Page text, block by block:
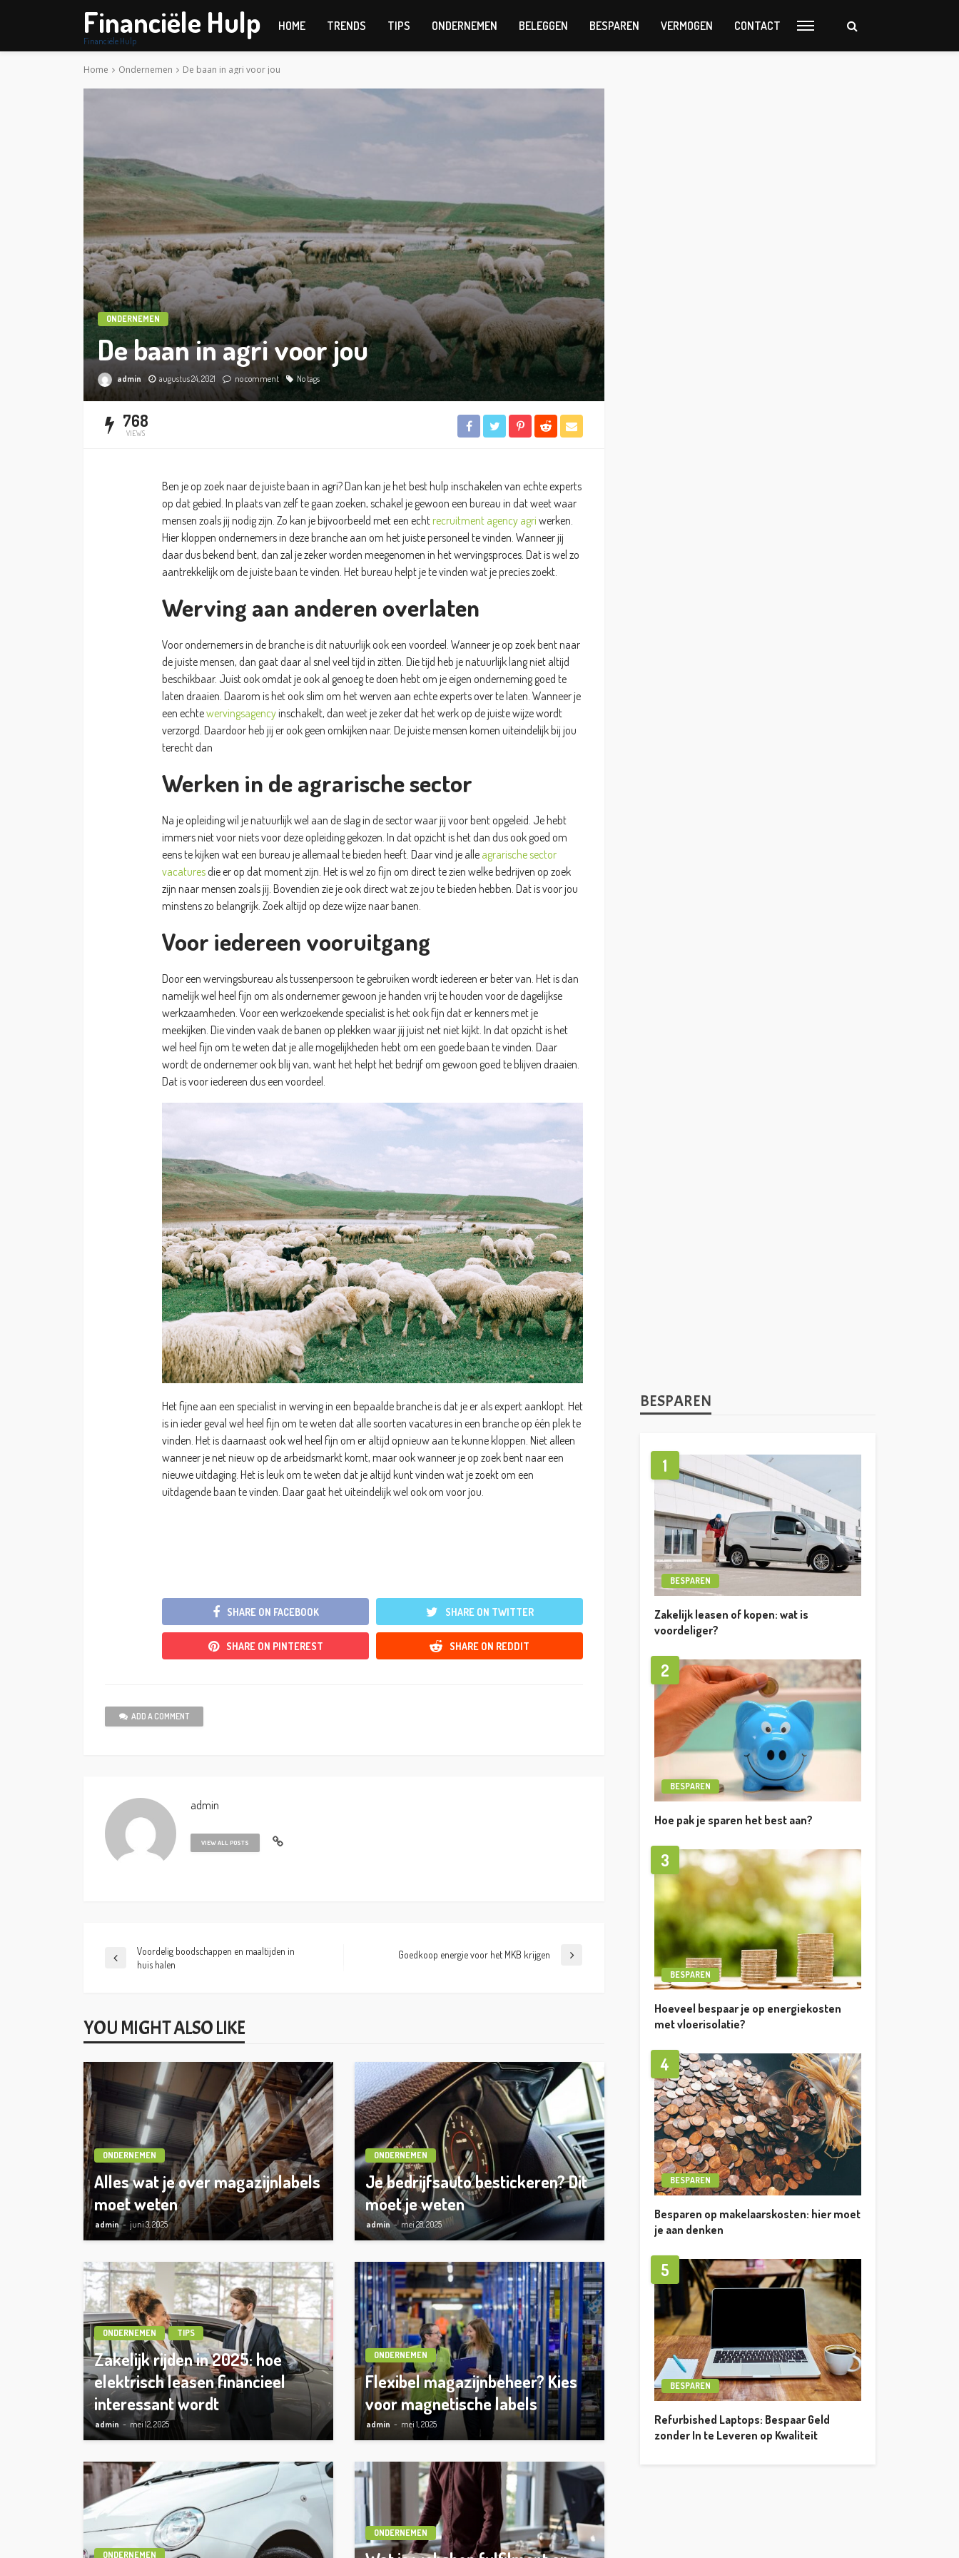
Financiële Hulp
Financiële Hulp
HOME TRENDS TIPS ONDERNEMEN BELEGGEN BESPAREN VERMOGEN CONTACT
Home Ondernemen De baan in agri voor jou
ONDERNEMEN
De baan in agri voor jou
admin augustus 24, 2021 no comment No tags
768
VIEWS
Ben je op zoek naar de juiste baan in agri? Dan kan je het best hulp inschakelen van echte experts
op dat gebied. In plaats van zelf te gaan zoeken, schakel je gewoon een bureau in dat weet waar
mensen zoals jij nodig zijn. Zo kan je bijvoorbeeld met een echt recruitment agency agri werken.
Hier kloppen ondernemers in deze branche aan om het juiste personeel te vinden. Wanneer jij
daar dus bekend bent, dan zal je zeker worden meegenomen in het wervingsproces. Dat is wel zo
aantrekkelijk om de juiste baan te vinden. Het bureau helpt je te vinden wat je precies zoekt.
Werving aan anderen overlaten
Voor ondernemers in de branche is dit natuurlijk ook een voordeel. Wanneer je op zoek bent naar
de juiste mensen, dan gaat daar al snel veel tijd in zitten. Die tijd heb je natuurlijk lang niet altijd
beschikbaar. Juist ook omdat je ook al genoeg te doen hebt om je eigen onderneming goed te
laten draaien. Daarom is het ook slim om het werven aan echte experts over te laten. Wanneer je
een echtewervingsagencyinschakelt, dan weet je zeker dat het werk op de juiste wijze wordt
verzorgd. Daardoor heb jij er ook geen omkijken naar. De juiste mensen komen uiteindelijk bij jou
terecht dan
Werken in de agrarische sector
Na je opleiding wil je natuurlijk wel aan de slag in de sector waar jij voor bent opgeleid. Je hebt
immers niet voor niets voor deze opleiding gekozen. In dat opzicht is het dan dus ook goed om
eens te kijken wat een bureau je allemaal te bieden heeft. Daar vind je alle agrarische sector
vacatures die er op dat moment zijn. Het is wel zo fijn om direct te zien welke bedrijven op zoek
zijn naar mensen zoals jij. Bovendien zie je ook direct wat ze jou te bieden hebben. Dat is voor jou
minstens zo belangrijk. Zoek altijd op deze wijze naar banen.
Voor iedereen vooruitgang
Door een wervingsbureau als tussenpersoon te gebruiken wordt iedereen er beter van. Het is dan
namelijk wel heel fijn om als ondernemer gewoon je handen vrij te houden voor de dagelijkse
werkzaamheden. Voor een werkzoekende specialist is het ook fijn dat er kenners met je
meekijken. Die vinden vaak de banen op plekken waar jij juist net niet kijkt. In dat opzicht is het
wel heel fijn om te weten dat je alle mogelijkheden hebt om een goede baan te vinden. Daar
wordt de ondernemer ook blij van, want het helpt het bedrijf om gewoon goed te blijven draaien.
Dat is voor iedereen dus een voordeel.
Het fijne aan een specialist in werving in een bepaalde branche is dat je er als expert aanklopt. Het
is in ieder geval wel heel fijn om te weten dat alle soorten vacatures in een branche op één plek te
vinden. Het is daarnaast ook wel heel fijn om er altijd opnieuw aan te kunne kloppen. Niet alleen
wanneer je net nieuw op de arbeidsmarkt komt, maar ook wanneer je op zoek bent naar een
nieuwe uitdaging. Het is leuk om te weten dat je altijd kunt vinden wat je zoekt om een
uitdagende baan te vinden. Daar gaat het uiteindelijk wel ook om voor jou.
SHARE ON FACEBOOK SHARE ON TWITTER
SHARE ON PINTEREST SHARE ON REDDIT
ADD A COMMENT
admin
VIEW ALL POSTS
Voordelig boodschappen en maaltijden in
huis halen
Goedkoop energie voor het MKB krijgen
YOU MIGHT ALSO LIKE
ONDERNEMEN
Alles wat je over magazijnlabels
moet weten
admin juni 3, 2025
ONDERNEMEN
Je bedrijfsauto bestickeren? Dit
moet je weten
admin mei 28, 2025
ONDERNEMEN TIPS
Zakelijk rijden in 2025: hoe
elektrisch leasen financieel
interessant wordt
admin mei 12, 2025
ONDERNEMEN
Flexibel magazijnbeheer? Kies
voor magnetische labels
admin mei 1, 2025
ONDERNEMEN
ONDERNEMEN
BESPAREN
1
BESPAREN
Zakelijk leasen of kopen: wat is
voordeliger?
2
BESPAREN
Hoe pak je sparen het best aan?
3
BESPAREN
Hoeveel bespaar je op energiekosten
met vloerisolatie?
4
BESPAREN
Besparen op makelaarskosten: hier moet
je aan denken
5
BESPAREN
Refurbished Laptops: Bespaar Geld
zonder In te Leveren op Kwaliteit